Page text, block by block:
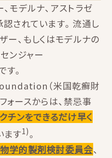
モデルナ、アストラゼ
されています。流通し
ー、もしくはモデルナの
ンジャー
す。
（米国乾癬財
ォースからは、禁忌事
チンをできるだけ早く
ます1)。
学的製剤検討委員会、